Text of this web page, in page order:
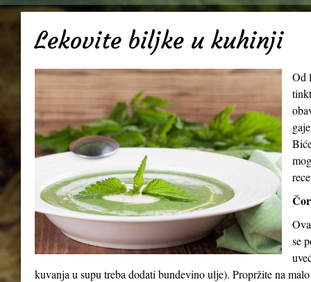
Lekovite biljke u kuhinji
Od
se
kuvanja u supu treba dodati bundevino ulje). Propržite na